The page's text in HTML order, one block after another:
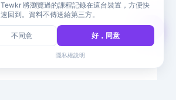
Tewkr 將瀏覽過的課程記錄在這台裝置，方便快
速回到。資料不傳送給第三方。
不同意 好，同意
隱私權說明